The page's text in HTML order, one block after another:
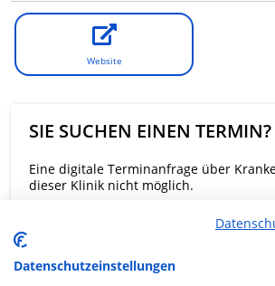
Website
SIE SUCHEN EINEN TERMIN?
Eine digitale Terminanfrage über
dieser Klinik nicht möglich.
Datenschutzeinstellungen